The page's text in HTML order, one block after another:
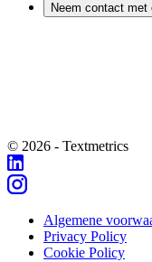
Neem contact met
© 2026 - Textmetrics
Algemene
Privacy Policy
Cookie Policy